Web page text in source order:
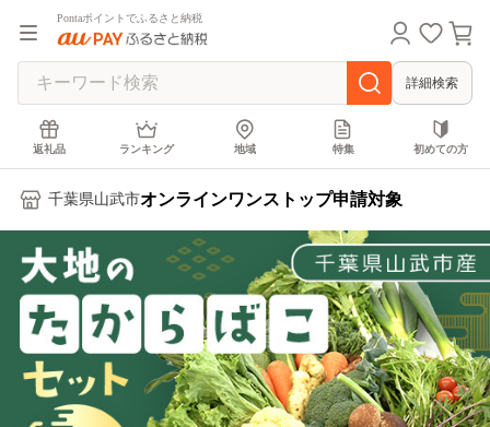
Pontaポイントでふるさと納税
詳細検索
返礼品 ランキング 地域 特集 初めての方
千葉県山武市オンラインワンストップ申請対象